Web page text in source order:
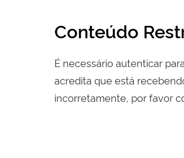
Conteúdo
É necessário autenticar
acredita que está
incorretamente, por favor